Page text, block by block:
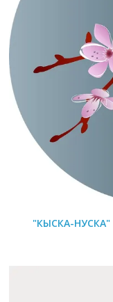
"КЫСКА-НУСКА"